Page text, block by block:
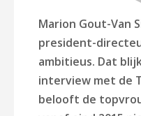
Marion Gout-Van
president-
ambitieus. Dat
interview met de
belooft de